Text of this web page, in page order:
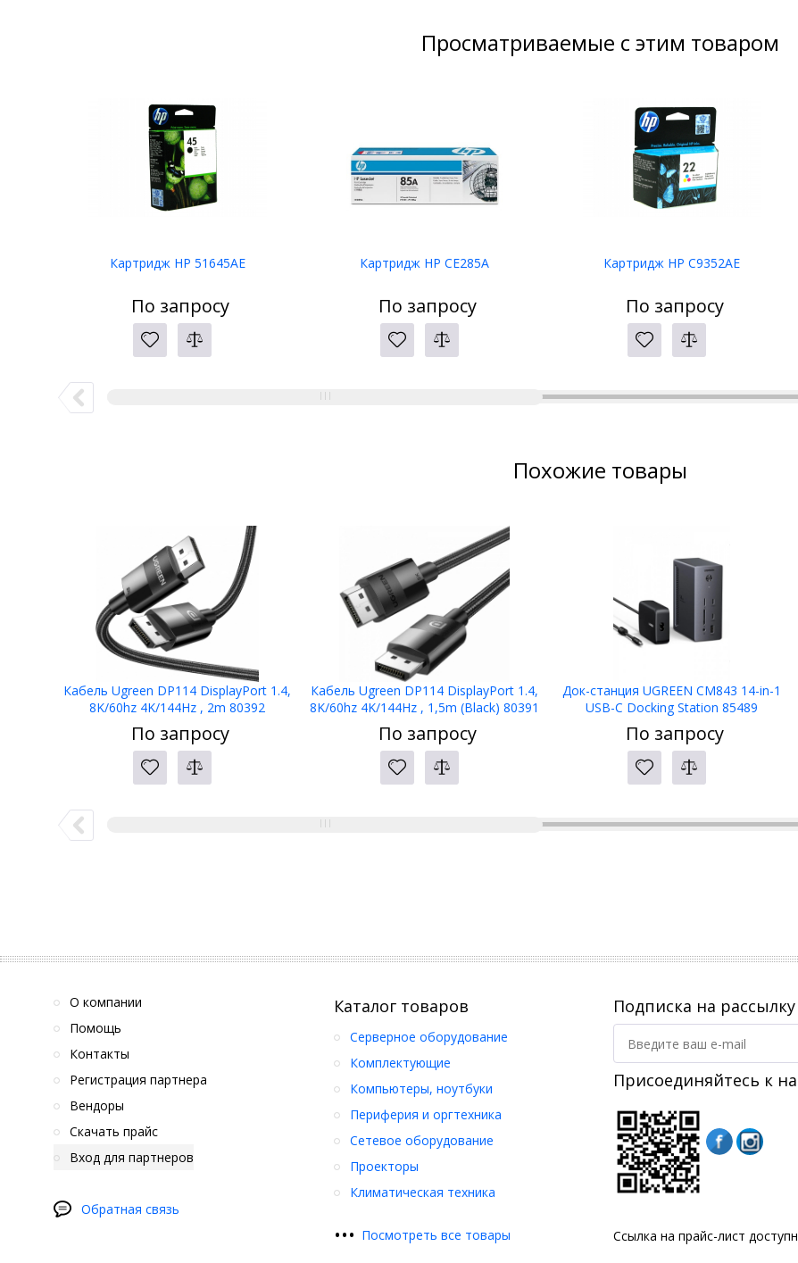
Просматриваемые с этим товаром
Картридж HP 51645AE
По запросу
Картридж HP CE285A
По запросу
Картридж HP C9352AE
По запросу
Похожие товары
Кабель Ugreen DP114 DisplayPort 1.4,
8K/60hz 4K/144Hz , 2m 80392
По запросу
Кабель Ugreen DP114 DisplayPort 1.4,
8K/60hz 4K/144Hz , 1,5m (Black) 80391
По запросу
Док-станция UGREEN CM843 14-in-1
USB-C Docking Station 85489
По запросу
О компании
Помощь
Контакты
Регистрация партнера
Вендоры
Скачать прайс
Вход для партнеров
Обратная связь
Каталог товаров
Серверное оборудование
Комплектующие
Компьютеры, ноутбуки
Периферия и оргтехника
Сетевое оборудование
Проекторы
Климатическая техника
••• Посмотреть все товары
Подписка на рассылку
Присоединяйтесь к
Ссылка на прайс-лист